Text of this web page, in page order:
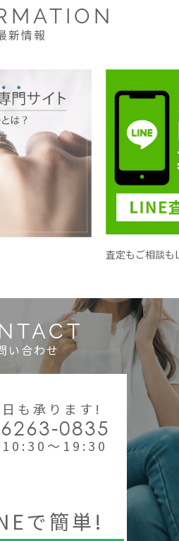
新情報
査定もご相談も
い合わせ
も承ります!
0835
10:30～19:30
で簡単!